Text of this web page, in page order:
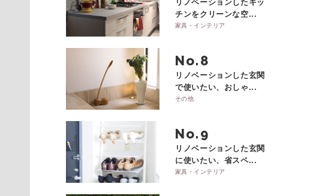
リノベーションしたキッ
チンをクリーンな空...
家具・インテリア
No.
リノベーションした玄関
で使いたい、おしゃ...
その他
No.
リノベーションした玄関
に使いたい、省スペ...
家具・インテリア